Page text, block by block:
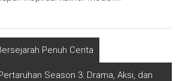
Penuh Cerita
Season 3: Drama, Aksi, dan